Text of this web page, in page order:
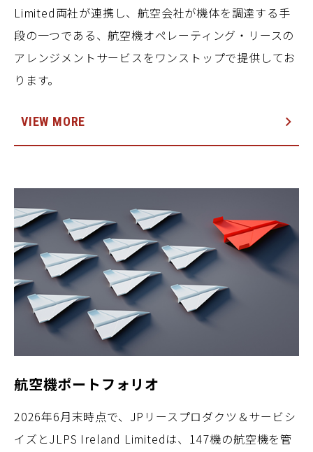
Limited両社が連携し、航空会社が機体を調達する手
段の一つである、航空機オペレーティング・リースの
アレンジメントサービスをワンストップで提供してお
ります。
VIEW MORE
航空機ポートフォリオ
2026年6月末時点で、JPリースプロダクツ＆サービシ
イズとJLPS Ireland Limitedは、147機の航空機を管